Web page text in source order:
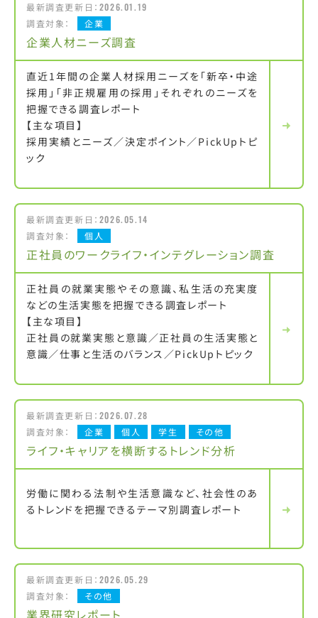
最新調査更新日： 2026.01.19
調査対象：
企業
企業人材ニーズ調査
直近1年間の企業人材採用ニーズを「新卒・中途
採用」「非正規雇用の採用」それぞれのニーズを
把握できる調査レポート
【主な項目】
採用実績とニーズ／決定ポイント／PickUpトピ
ック
最新調査更新日： 2026.05.14
調査対象：
個人
正社員のワークライフ・インテグレーション調査
正社員の就業実態やその意識、私生活の充実度
などの生活実態を把握できる調査レポート
【主な項目】
正社員の就業実態と意識／正社員の生活実態と
意識／仕事と生活のバランス／PickUpトピック
最新調査更新日： 2026.07.28
調査対象：
企業 個人 学生 その他
ライフ・キャリアを横断するトレンド分析
労働に関わる法制や生活意識など、社会性のあ
るトレンドを把握できるテーマ別調査レポート
最新調査更新日： 2026.05.29
調査対象：
その他
業界研究レポート